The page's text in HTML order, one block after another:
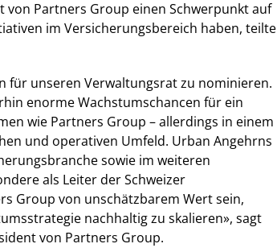
von Partners Group einen Schwerpunkt auf
im Versicherungsbereich haben, teilte
für unseren Verwaltungsrat zu nominieren.
enorme Wachstumschancen für ein
wie Partners Group – allerdings in einem
und operativen Umfeld. Urban Angehrns
sowie im weiteren
als Leiter der Schweizer
Group von unschätzbarem Wert sein,
nachhaltig zu skalieren», sagt
von Partners Group.